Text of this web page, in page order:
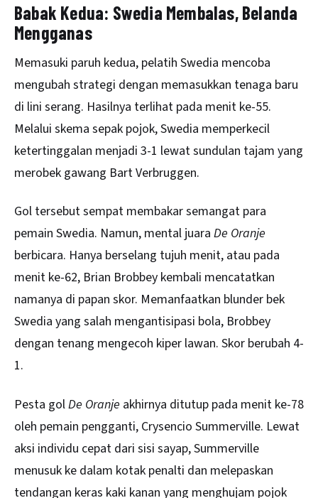
Babak Kedua: Swedia Membalas, Belanda
Mengganas
Memasuki paruh kedua, pelatih Swedia mencoba
mengubah strategi dengan memasukkan tenaga baru
di lini serang. Hasilnya terlihat pada menit ke-55.
Melalui skema sepak pojok, Swedia memperkecil
ketertinggalan menjadi 3-1 lewat sundulan tajam yang
merobek gawang Bart Verbruggen.
Gol tersebut sempat membakar semangat para
pemain Swedia. Namun, mental juara De Oranje
berbicara. Hanya berselang tujuh menit, atau pada
menit ke-62, Brian Brobbey kembali mencatatkan
namanya di papan skor. Memanfaatkan blunder bek
Swedia yang salah mengantisipasi bola, Brobbey
dengan tenang mengecoh kiper lawan. Skor berubah 4-
1.
Pesta golDe Oranje akhirnya ditutup pada menit ke-78
oleh pemain pengganti, Crysencio Summerville. Lewat
aksi individu cepat dari sisi sayap, Summerville
menusuk ke dalam kotak penalti dan melepaskan
tendangan keras kaki kanan yang menghujam pojok